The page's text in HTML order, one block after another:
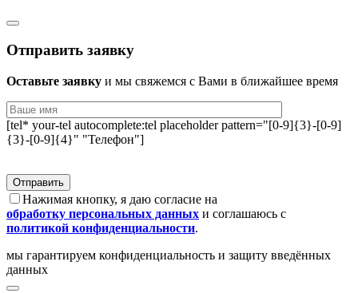
Отправить заявку
Оставьте заявку и мы свяжемся с Вами в ближайшее время
[tel* your-tel autocomplete:tel placeholder pattern="[0-9]{3}-[0-9]
{3}-[0-9]{4}" "Телефон"]
Нажимая кнопку, я даю согласие на
обработку персональных данных и соглашаюсь с
политикой конфиденциальности.
мы гарантируем конфиденциальность и защиту введённых
данных